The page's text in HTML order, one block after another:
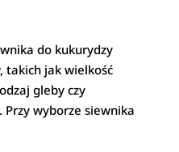
do kukurydzy
takich jak wielkość
gleby czy
Przy wyborze siewnika